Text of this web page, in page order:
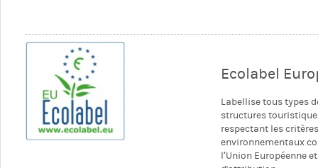
Ecolabel
Labellise tous types
structures
respectant les
environnementaux
l’Union Européenne